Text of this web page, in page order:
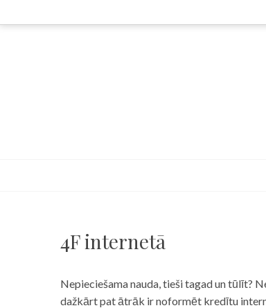
to
4F internetā
Nepieciešama nauda, tieši tagad un tūlīt?
dažkārt pat ātrāk ir noformēt kredītu